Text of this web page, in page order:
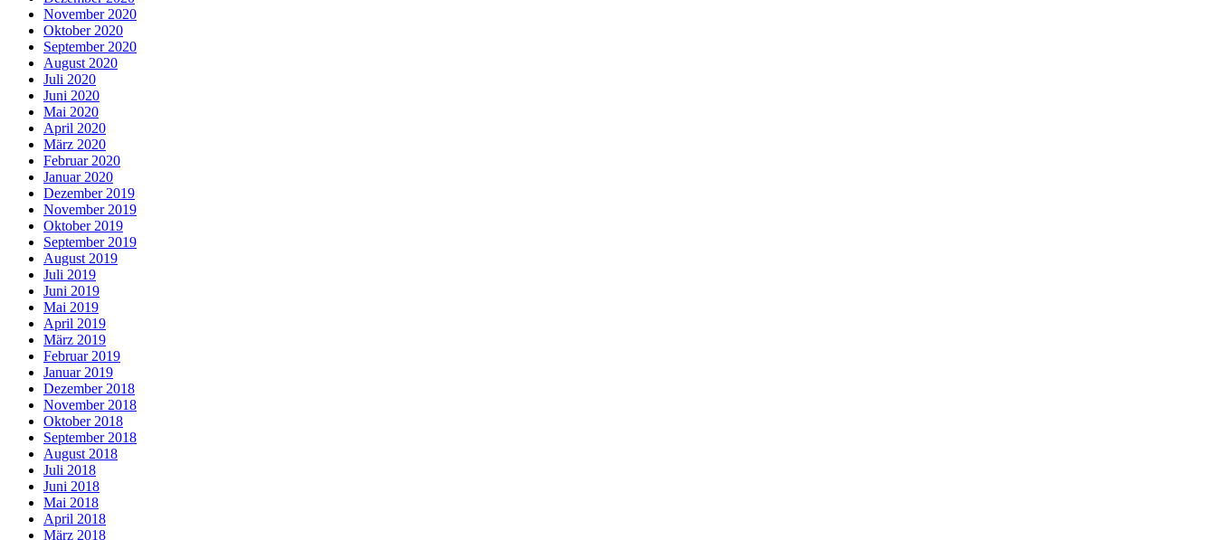
November 2020
Oktober 2020
September 2020
August 2020
Juli 2020
Juni 2020
Mai 2020
April 2020
März 2020
Februar 2020
Januar 2020
Dezember 2019
November 2019
Oktober 2019
September 2019
August 2019
Juli 2019
Juni 2019
Mai 2019
April 2019
März 2019
Februar 2019
Januar 2019
Dezember 2018
November 2018
Oktober 2018
September 2018
August 2018
Juli 2018
Juni 2018
Mai 2018
April 2018
März 2018